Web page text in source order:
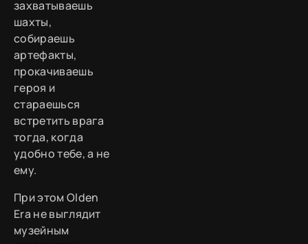
захватываешь
шахты,
собираешь
артефакты,
прокачиваешь
героя и
стараешься
встретить врага
тогда, когда
удобно тебе, а не
ему.
При этом Olden
Era не выглядит
музейным